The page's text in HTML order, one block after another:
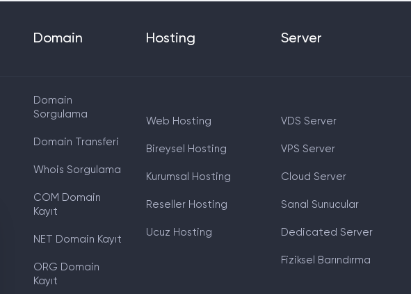
Domain Hosting Server
Domain
Sorgulama
Domain Transferi
Whois Sorgulama
COM Domain
Kayıt
NET Domain Kayıt
ORG Domain
Kayıt
Web Hosting
Bireysel Hosting
Kurumsal Hosting
Reseller Hosting
Ucuz Hosting
VDS Server
VPS Server
Cloud Server
Sanal Sunucular
Dedicated Server
Fiziksel Barındırma